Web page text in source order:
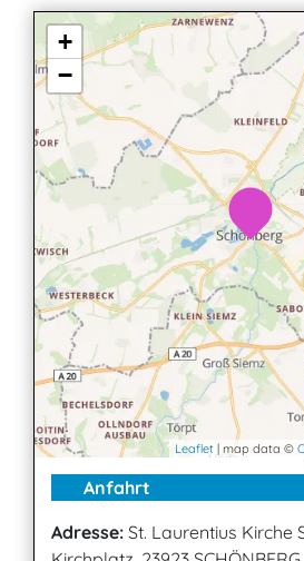
+
−
Leaflet | map data ©
Anfahrt
Adresse: St. Laurentius Kirche